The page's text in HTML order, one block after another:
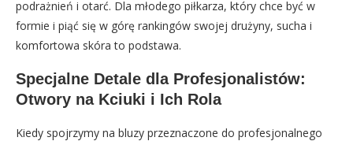
podrażnień i otarć. Dla młodego piłkarza, który chce być w
formie i piąć się w górę rankingów swojej drużyny, sucha i
komfortowa skóra to podstawa.
Specjalne Detale dla Profesjonalistów:
Otwory na Kciuki i Ich Rola
Kiedy spojrzymy na bluzy przeznaczone do profesjonalnego